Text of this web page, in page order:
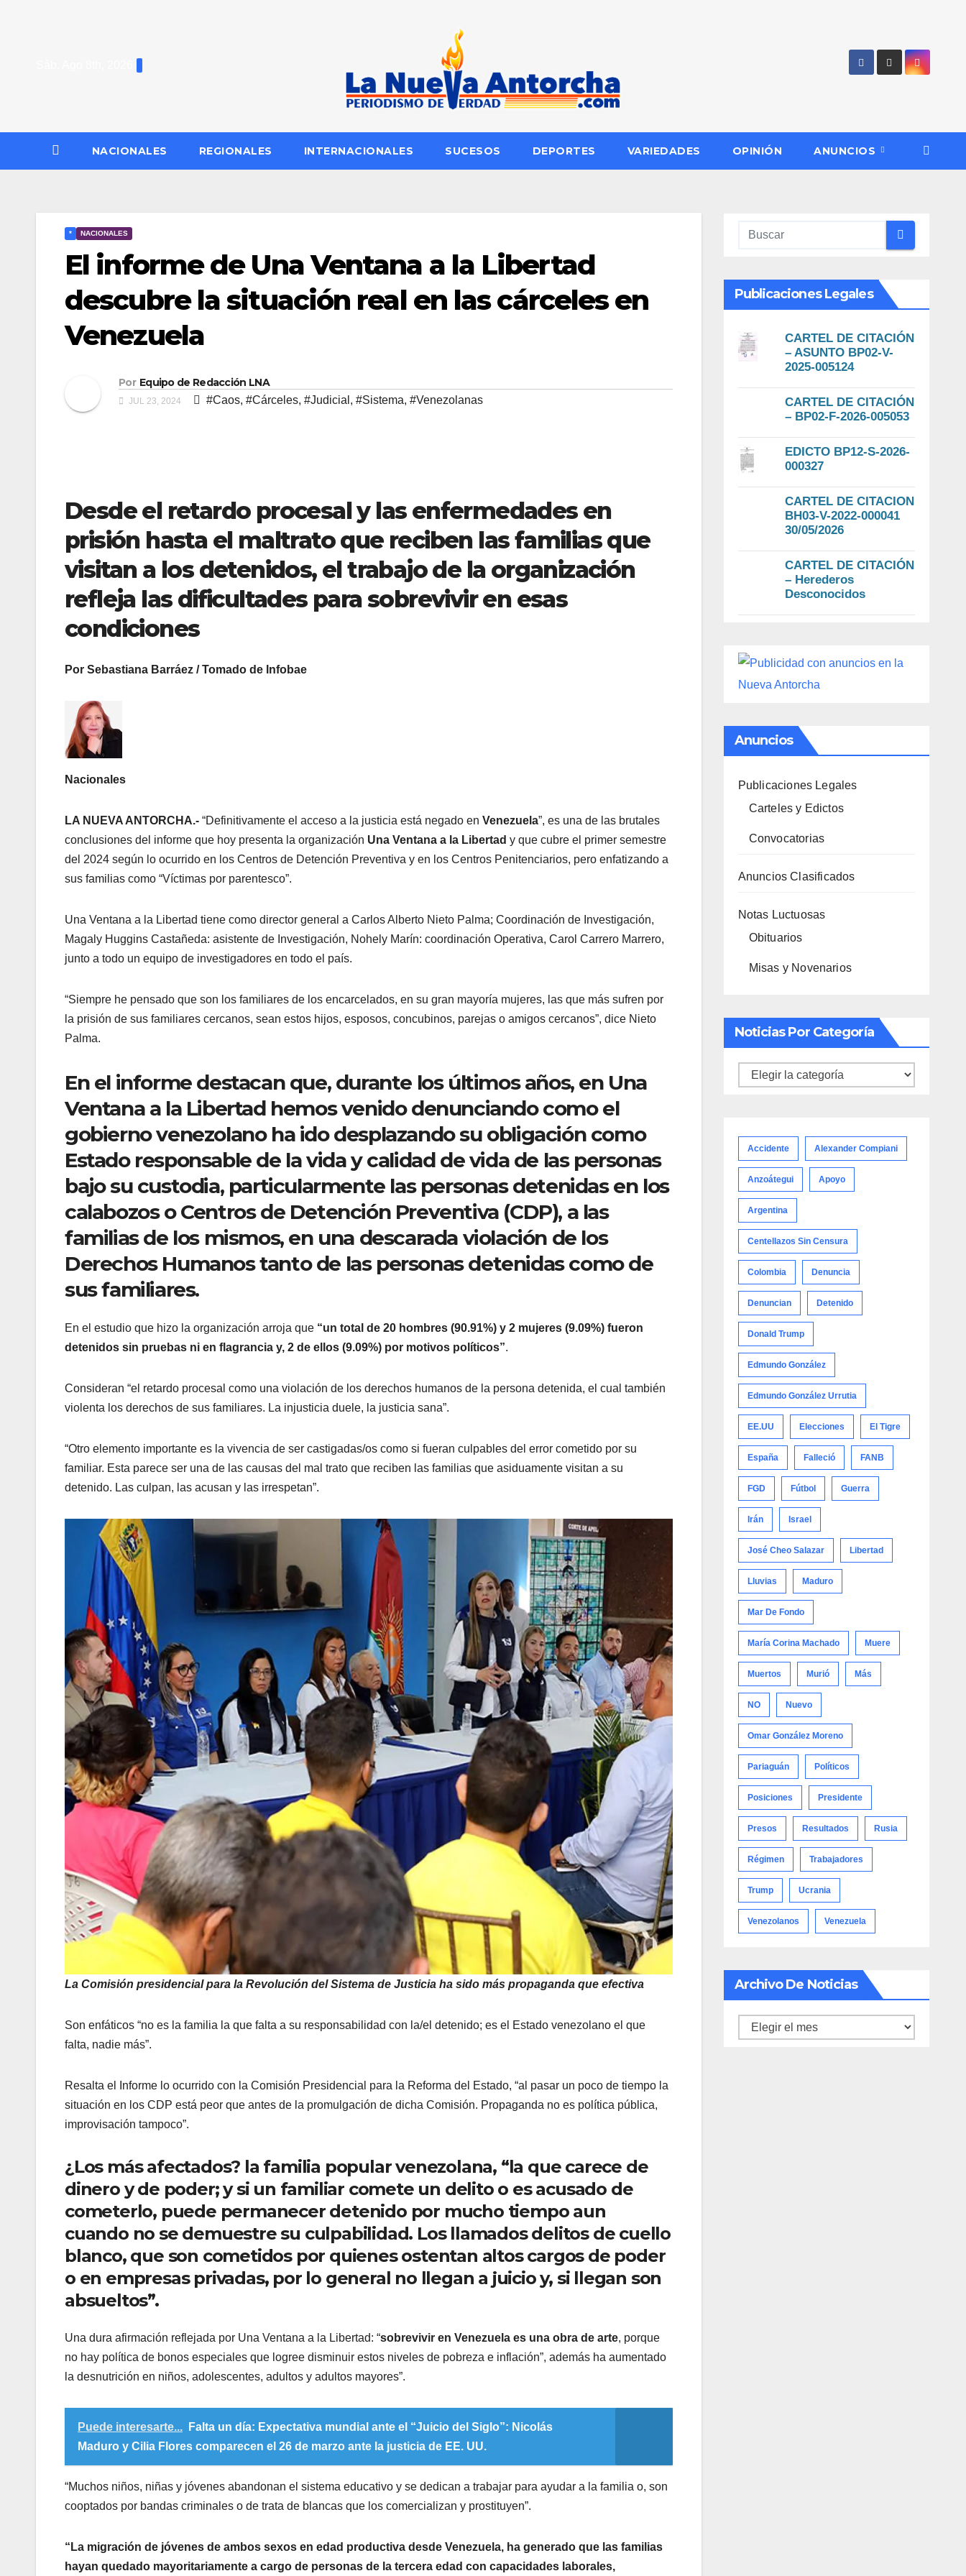
NACIONALES REGIONALES INTERNACIONALES SUCESOS DEPORTES VARIEDADES OPINIÓN ANUNCIOS
* NACIONALES
El informe de Una Ventana a la Libertad
descubre la situación real en las cárceles en
Venezuela
Por Equipo de Redacción LNA
JUL 23, 2024 #Caos, #Cárceles, #Judicial , #Sistema, #Venezolanas
Desde el retardo procesal y las enfermedades en
prisión hasta el maltrato que reciben las familias que
visitan a los detenidos, el trabajo de la organización
refleja las dificultades para sobrevivir en esas
condiciones
Por Sebastiana Barráez / Tomado de Infobae
Nacionales
LA NUEVA ANTORCHA.- “Definitivamente el acceso a la justicia está negado en Venezuela”, es una de las brutales
conclusiones del informe que hoy presenta la organización Una Ventana a la Libertad y que cubre el primer semestre
del 2024 según lo ocurrido en los Centros de Detención Preventiva y en los Centros Penitenciarios, pero enfatizando a
sus familias como “Víctimas por parentesco”.
Una Ventana a la Libertad tiene como director general a Carlos Alberto Nieto Palma; Coordinación de Investigación,
Magaly Huggins Castañeda: asistente de Investigación, Nohely Marín: coordinación Operativa, Carol Carrero Marrero,
junto a todo un equipo de investigadores en todo el país.
“Siempre he pensado que son los familiares de los encarcelados, en su gran mayoría mujeres, las que más sufren por
la prisión de sus familiares cercanos, sean estos hijos, esposos, concubinos, parejas o amigos cercanos”, dice Nieto
Palma.
En el informe destacan que, durante los últimos años, en Una
Ventana a la Libertad hemos venido denunciando como el
gobierno venezolano ha ido desplazando su obligación como
Estado responsable de la vida y calidad de vida de las personas
bajo su custodia, particularmente las personas detenidas en los
calabozos o Centros de Detención Preventiva (CDP), a las
familias de los mismos, en una descarada violación de los
Derechos Humanos tanto de las personas detenidas como de
sus familiares.
En el estudio que hizo la organización arroja que “un total de 20 hombres (90.91%) y 2 mujeres (9.09%) fueron
detenidos sin pruebas ni en flagrancia y, 2 de ellos (9.09%) por motivos políticos”.
Consideran “el retardo procesal como una violación de los derechos humanos de la persona detenida, el cual también
violenta los derechos de sus familiares. La injusticia duele, la justicia sana”.
“Otro elemento importante es la vivencia de ser castigadas/os como si fueran culpables del error cometido por su
familiar. Esta parece ser una de las causas del mal trato que reciben las familias que asiduamente visitan a su
detenido. Las culpan, las acusan y las irrespetan”.
La Comisión presidencial para la Revolución del Sistema de Justicia ha sido más propaganda que efectiva
Son enfáticos “no es la familia la que falta a su responsabilidad con la/el detenido; es el Estado venezolano el que
falta, nadie más”.
Resalta el Informe lo ocurrido con la Comisión Presidencial para la Reforma del Estado, “al pasar un poco de tiempo la
situación en los CDP está peor que antes de la promulgación de dicha Comisión. Propaganda no es política pública,
improvisación tampoco”.
¿Los más afectados? la familia popular venezolana, “la que carece de
dinero y de poder; y si un familiar comete un delito o es acusado de
cometerlo, puede permanecer detenido por mucho tiempo aun
cuando no se demuestre su culpabilidad. Los llamados delitos de cuello
blanco, que son cometidos por quienes ostentan altos cargos de poder
o en empresas privadas, por lo general no llegan a juicio y, si llegan son
absueltos”.
Una dura afirmación reflejada por Una Ventana a la Libertad: “sobrevivir en Venezuela es una obra de arte, porque
no hay política de bonos especiales que logree disminuir estos niveles de pobreza e inflación”, además ha aumentado
la desnutrición en niños, adolescentes, adultos y adultos mayores”.
Puede interesarte...
​Falta un día: Expectativa mundial ante el “Juicio del Siglo”: Nicolás
Maduro y Cilia Flores comparecen el 26 de marzo ante la justicia de EE. UU.
“Muchos niños, niñas y jóvenes abandonan el sistema educativo y se dedican a trabajar para ayudar a la familia o, son
cooptados por bandas criminales o de trata de blancas que los comercializan y prostituyen”.
“La migración de jóvenes de ambos sexos en edad productiva desde Venezuela, ha generado que las familias
hayan quedado mayoritariamente a cargo de personas de la tercera edad con capacidades laborales,
Publicaciones Legales
CARTEL DE CITACIÓN
– ASUNTO BP02-V-
2025-005124
CARTEL DE CITACIÓN
– BP02-F-2026-005053
EDICTO BP12-S-2026-
000327
CARTEL DE CITACION
BH03-V-2022-000041
30/05/2026
CARTEL DE CITACIÓN
– Herederos
Desconocidos
Anuncios
Publicaciones Legales
Carteles y Edictos
Convocatorias
Anuncios Clasificados
Notas Luctuosas
Obituarios
Misas y Novenarios
Noticias Por Categoría
Noticias
Accidente Alexander Compiani
Anzoátegui Apoyo
Argentina
Centellazos Sin Censura
Colombia Denuncia
Denuncian Detenido
Donald Trump
Edmundo González
Edmundo González Urrutia
EE.UU Elecciones El Tigre
España Falleció FANB
FGD Fútbol Guerra
Irán Israel
José Cheo Salazar Libertad
Lluvias Maduro
Mar De Fondo
María Corina Machado Muere
Muertos Murió Más
NO Nuevo
Omar González Moreno
Pariaguán Políticos
Posiciones Presidente
Presos Resultados Rusia
Régimen Trabajadores
Trump Ucrania
Venezolanos Venezuela
Archivo De Noticias
Archivo